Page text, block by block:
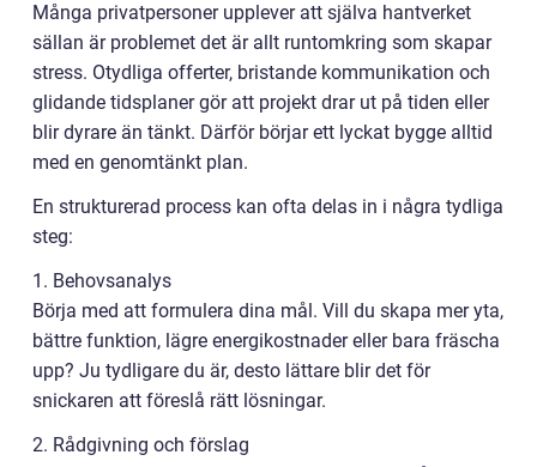
Många privatpersoner upplever att själva hantverket
sällan är problemet det är allt runtomkring som skapar
stress. Otydliga offerter, bristande kommunikation och
glidande tidsplaner gör att projekt drar ut på tiden eller
blir dyrare än tänkt. Därför börjar ett lyckat bygge alltid
med en genomtänkt plan.
En strukturerad process kan ofta delas in i några tydliga
steg:
1. Behovsanalys
Börja med att formulera dina mål. Vill du skapa mer yta,
bättre funktion, lägre energikostnader eller bara fräscha
upp? Ju tydligare du är, desto lättare blir det för
snickaren att föreslå rätt lösningar.
2. Rådgivning och förslag